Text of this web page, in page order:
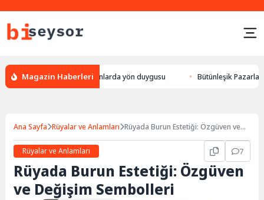
Magazin Haberleri
yön bulması, hayvanlarda yön duygusu Bütünleşik Pazarlama:
Ana Sayfa Rüyalar ve Anlamları Rüyada Burun Estetiği: Özgüven ve
Rüyalar ve Anlamları
7
Rüyada Burun Estetiği: Özgüven
ve Değişim Sembolleri